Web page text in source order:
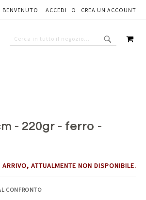
BENVENUTO ACCEDI CREA UN ACCOUNT
- 220gr - ferro -
ARRIVO, ATTUALMENTE NON DISPONIBILE.
CONFRONTO